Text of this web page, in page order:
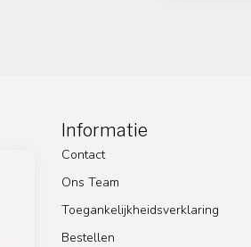
Informatie
Contact
Ons Team
Toegankelijkheidsverklaring
Bestellen